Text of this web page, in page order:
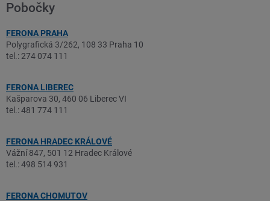
Pobočky
FERONA PRAHA
Polygrafická 3/262, 108 33 Praha 10
tel.: 274 074 111
FERONA LIBEREC
Kašparova 30, 460 06 Liberec VI
tel.: 481 774 111
FERONA HRADEC KRÁLOVÉ
Vážní 847, 501 12 Hradec Králové
tel.: 498 514 931
FERONA CHOMUTOV